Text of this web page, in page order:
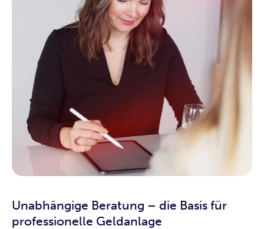
Unabhängige Beratung – die Basis für
professionelle Geldanlage